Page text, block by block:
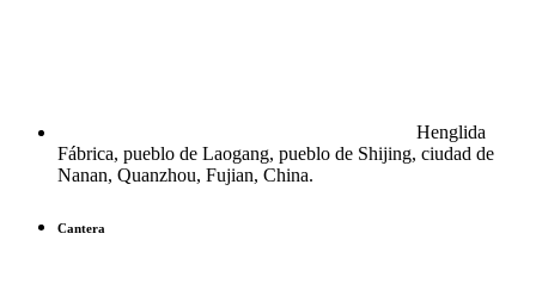
Henglida
Fábrica, pueblo de Laogang, pueblo de Shijing, ciudad de
Nanan, Quanzhou, Fujian, China.
Cantera